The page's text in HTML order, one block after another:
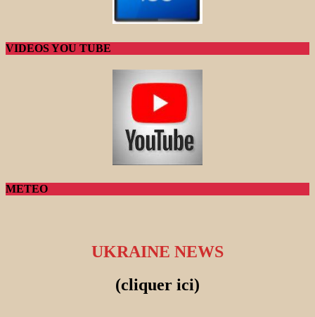
VIDEOS YOU TUBE
METEO
UKRAINE NEWS
(cliquer ici)